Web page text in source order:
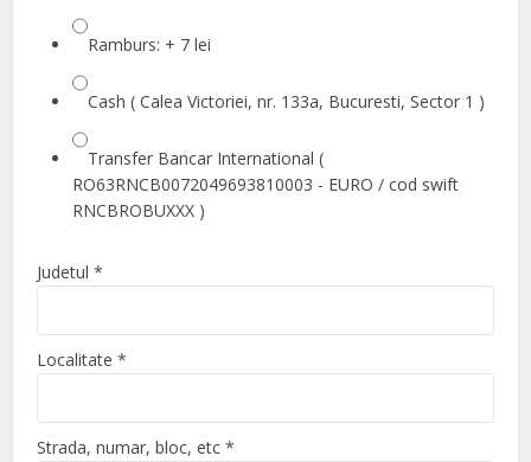
Ramburs: + 7 lei
Cash ( Calea Victoriei, nr. 133a, Bucuresti, Sector 1 )
Transfer Bancar International (
RO63RNCB0072049693810003 - EURO / cod swift
RNCBROBUXXX )
Judetul*
Localitate*
Strada, numar, bloc, etc*